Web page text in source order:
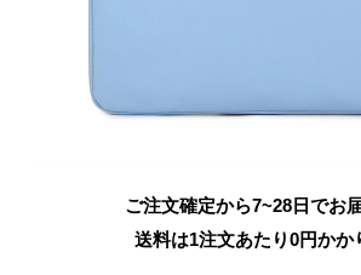
ご注文確定から7~28日でお
送料は1注文あたり0円かか